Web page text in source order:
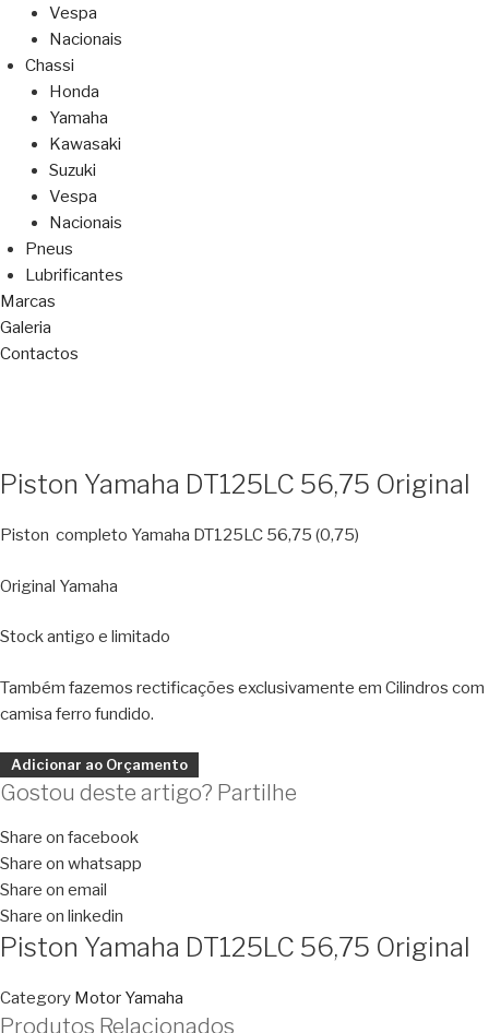
Vespa
Nacionais
Chassi
Honda
Yamaha
Kawasaki
Suzuki
Vespa
Nacionais
Pneus
Lubrificantes
Marcas
Galeria
Contactos
Piston Yamaha DT125LC 56,75 Original
Piston completo Yamaha DT125LC 56,75 (0,75)
Original Yamaha
Stock antigo e limitado
Também fazemos rectificações exclusivamente em Cilindros com
camisa ferro fundido.
Adicionar ao Orçamento
Gostou deste artigo? Partilhe
Share on facebook
Share on whatsapp
Share on email
Share on linkedin
Piston Yamaha DT125LC 56,75 Original
Category Motor Yamaha
Produtos Relacionados